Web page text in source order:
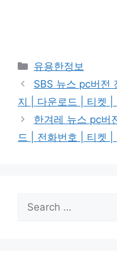
Categories
유용한정보
SBS 뉴스 pc버전
지 | 다운로드 | 티켓 |
한겨레 뉴스 pc버
드 | 전화번호 | 티켓
for: